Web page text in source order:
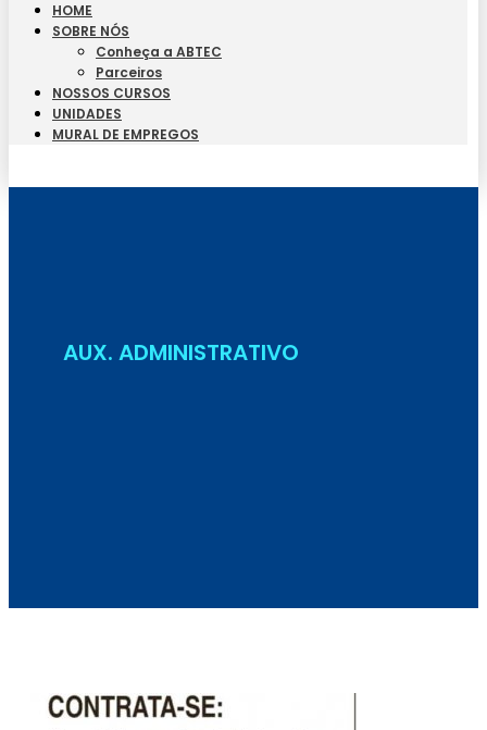
HOME
SOBRE NÓS
Conheça a ABTEC
Parceiros
NOSSOS CURSOS
UNIDADES
MURAL DE EMPREGOS
AUX. ADMINISTRATIVO